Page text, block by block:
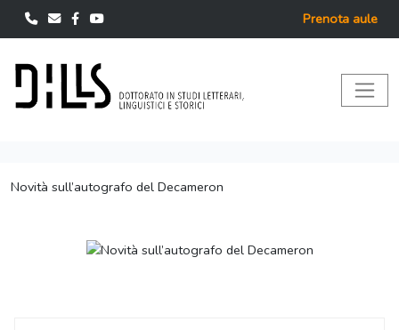
Prenota aule
Novità sull’autografo del Decameron